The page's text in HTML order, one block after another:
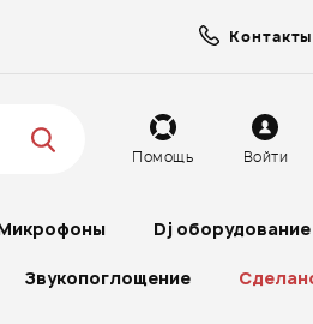
Контакты
Помощь Войти
Dj оборудование
Звукопоглощение